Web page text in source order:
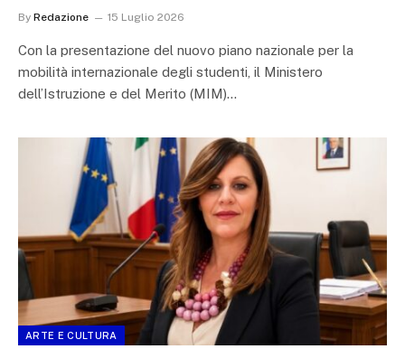
By Redazione 15 Luglio 2026
Con la presentazione del nuovo piano nazionale per la
mobilità internazionale degli studenti, il Ministero
dell’Istruzione e del Merito (MIM)…
ARTE E CULTURA